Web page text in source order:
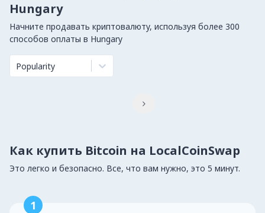
Hungary
Начните продавать криптовалюту, используя более 300
способов оплаты в Hungary
Popularity

Как купить Bitcoin на LocalCoinSwap
Это легко и безопасно. Все, что вам нужно, это 5 минут.
1